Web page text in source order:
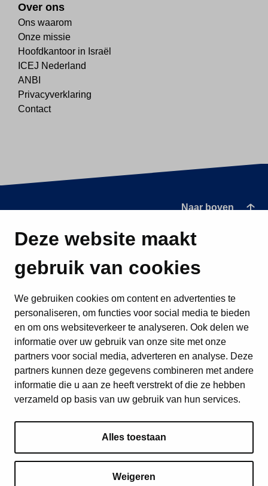
Deze website maakt
gebruik van cookies
We gebruiken cookies om content en advertenties te
personaliseren, om functies voor social media te bieden
en om ons websiteverkeer te analyseren. Ook delen we
informatie over uw gebruik van onze site met onze
partners voor social media, adverteren en analyse. Deze
partners kunnen deze gegevens combineren met andere
informatie die u aan ze heeft verstrekt of die ze hebben
verzameld op basis van uw gebruik van hun services.
Alles toestaan
Weigeren
Over ons
Ons waarom
Onze missie
Hoofdkantoor in Israël
ICEJ Nederland
ANBI
Privacyverklaring
Contact
Naar boven